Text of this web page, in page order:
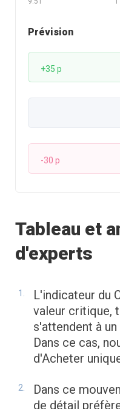
Prévision
+35 p
-30 p
Tableau et
d'experts
L'indicateur du
valeur critique,
s'attendent à
Dans ce cas,
d'Acheter
Dans ce
de détail